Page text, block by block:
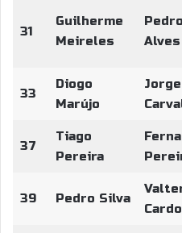
31
Guilherme
Meireles
Pedro
Alves
33
Diogo
Marújo
Jorge
37
Tiago
Pereira
39 Pedro Silva